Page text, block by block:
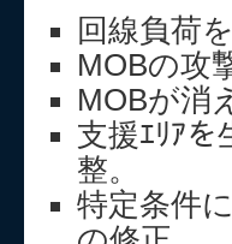
回線負荷
MOBの攻
MOBが消
支援ｴﾘｱ
整。
特定条件